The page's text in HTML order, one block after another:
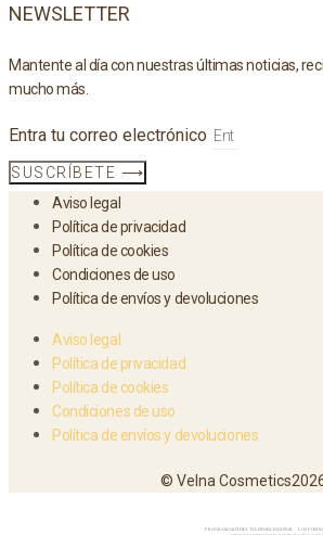
NEWSLETTER
Mantente al día con nuestras últimas noticias,
mucho más.
Entra tu correo electrónico
SUSCRÍBETE ⟶
Aviso legal
Política de privacidad
Política de cookies
Condiciones de uso
Política de envíos y devoluciones
Aviso legal
Política de privacidad
Política de cookies
Condiciones de uso
Política de envíos y devoluciones
© Velna